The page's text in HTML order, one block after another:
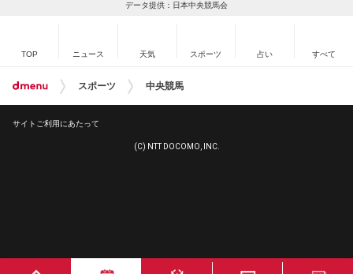
データ提供：日本中央競馬会
TOP ニュース 天気 スポーツ 占い すべて
スポーツ 中央競馬
サイトご利用にあたって
(C) NTT DOCOMO, INC.